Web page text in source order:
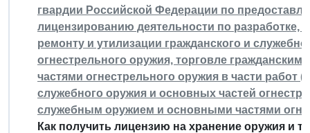
гвардии Российской Федерации по
лицензированию деятельности по разработке,
ремонту и утилизации гражданского и
огнестрельного оружия, торговле
частями огнестрельного оружия в части работ
служебного оружия и основных частей
служебным оружием и основными частями
Как получить лицензию на хранение оружия и